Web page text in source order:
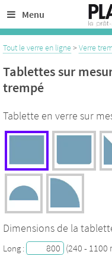
Menu
Découpe de verre sur
Crédence en verre laqué
Tout le verre en ligne>Verre
Tablettes sur
trempé
Tablette en verre sur
Dimensions de la
Long : (240 - 1100